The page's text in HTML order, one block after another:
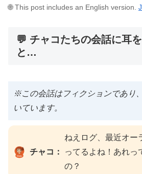
🌐 This post includes an English version.
💬 チャコたちの会話に耳
と…
※この会話はフィクションであり
いています。
チャコ：
ねえログ、最近オー
ってるよね！あれっ
の？